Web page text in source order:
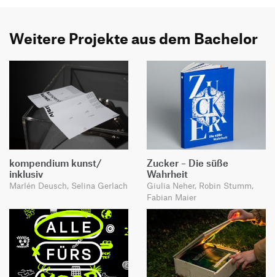
Weitere Projekte aus dem Bachelor
kompendium kunst/
inklusiv
Marlén Deusch, Selina Gerlach
Zucker – Die süße
Wahrheit
Giulia Neher, Robin Stumm,
Fabian Maier